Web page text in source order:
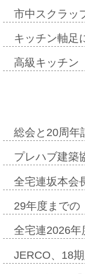
市中スクラッ
キッチン軸足
高級キッチン
総会と20周年
プレハブ建築
全宅連坂本会
29年度まで
全宅連2026
JERCO、18